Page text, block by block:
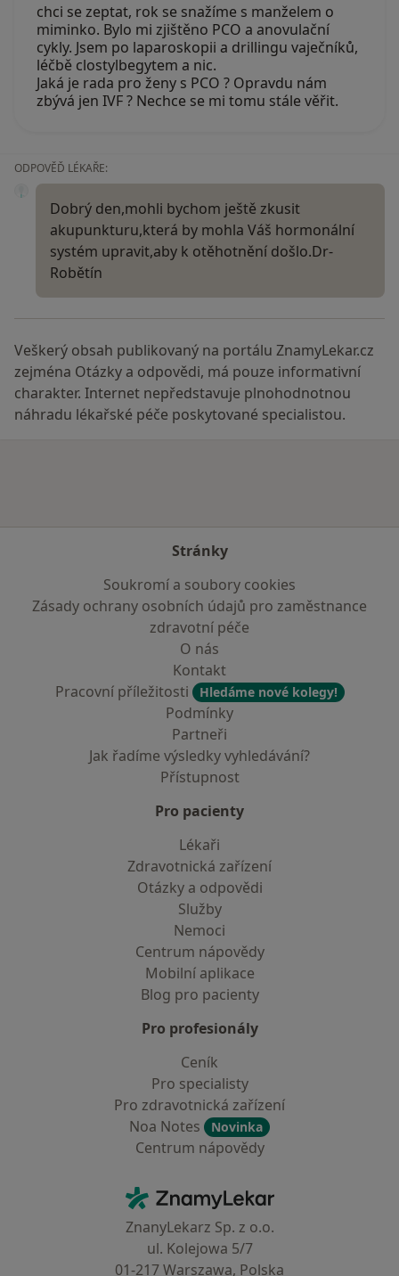
chci se zeptat, rok se snažíme s manželem o
miminko. Bylo mi zjištěno PCO a anovulační
cykly. Jsem po laparoskopii a drillingu vaječníků,
léčbě clostylbegytem a nic.
Jaká je rada pro ženy s PCO ? Opravdu nám
zbývá jen IVF ? Nechce se mi tomu stále věřit.
ODPOVĚĎ LÉKAŘE:
Dobrý den,mohli bychom ještě zkusit
akupunkturu,která by mohla Váš hormonální
systém upravit,aby k otěhotnění došlo.Dr-
Robětín
Veškerý obsah publikovaný na portálu ZnamyLekar.cz
zejména Otázky a odpovědi, má pouze informativní
charakter. Internet nepředstavuje plnohodnotnou
náhradu lékařské péče poskytované specialistou.
Stránky
Soukromí a soubory cookies
Zásady ochrany osobních údajů pro zaměstnance
zdravotní péče
O nás
Kontakt
Pracovní příležitosti
Hledáme nové kolegy!
Podmínky
Partneři
Jak řadíme výsledky vyhledávání?
Přístupnost
Pro pacienty
Lékaři
Zdravotnická zařízení
Otázky a odpovědi
Služby
Nemoci
Centrum nápovědy
Mobilní aplikace
Blog pro pacienty
Pro profesionály
Ceník
Pro specialisty
Pro zdravotnická zařízení
Noa Notes
Novinka
Centrum nápovědy
ZnamyLekar - Hlavní stránka
ZnanyLekarz Sp. z o.o.
ul. Kolejowa 5/7
01-217 Warszawa, Polska